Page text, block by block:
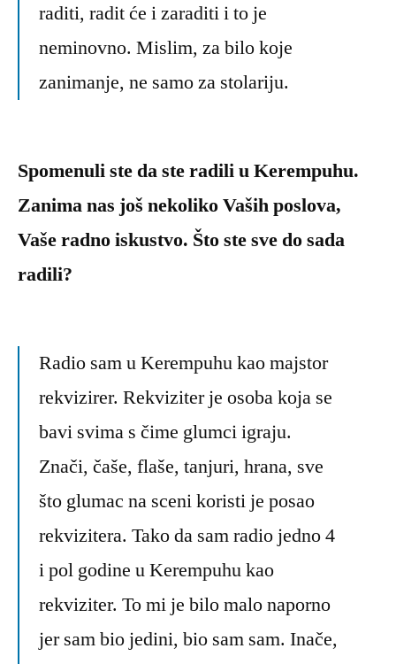
raditi, radit će i zaraditi i to je
neminovno. Mislim, za bilo koje
zanimanje, ne samo za stolariju.
Spomenuli ste da ste radili u Kerempuhu.
Zanima nas još nekoliko Vaših poslova,
Vaše radno iskustvo. Što ste sve do sada
radili?
Radio sam u Kerempuhu kao majstor
rekvizirer. Rekviziter je osoba koja se
bavi svima s čime glumci igraju.
Znači, čaše, flaše, tanjuri, hrana, sve
što glumac na sceni koristi je posao
rekvizitera. Tako da sam radio jedno 4
i pol godine u Kerempuhu kao
rekviziter. To mi je bilo malo naporno
jer sam bio jedini, bio sam sam. Inače,